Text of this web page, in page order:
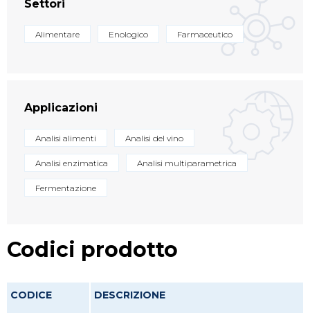
Settori
Alimentare Enologico Farmaceutico
Applicazioni
Analisi alimenti Analisi del vino
Analisi enzimatica Analisi multiparametrica
Fermentazione
Codici prodotto
CODICE DESCRIZIONE